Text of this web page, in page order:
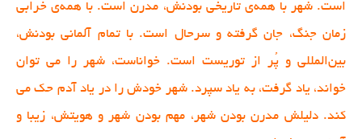
است. شهر با همه‌ی تاریخی بودنش، مدرن است. با همه‌ی خرابی
زمان جنگ، جان گرفته و سرحال است. با تمام آلمانی بودنش،
بین‌المللی و پُر از توریست است. خواناست، شهر را می توان
خواند، یاد گرفت، به یاد سپرد. شهر خودش را در یاد آدم حک می
کند. دلیلش مدرن بودن شهر، مهم بودن شهر و هویتش، زیبا و